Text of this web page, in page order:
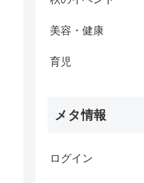
美容・健康
育児
メタ情報
ログイン